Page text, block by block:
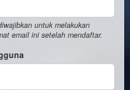
untuk melakukan
email ini setelah mendaftar.